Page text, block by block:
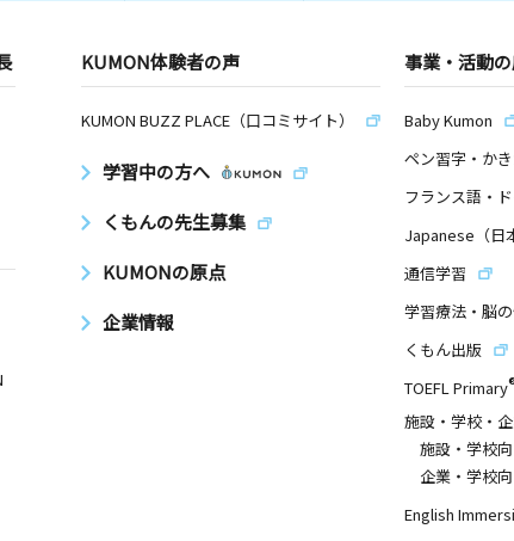
KUMON体験者の声
KUMON BUZZ PLACE（口コミサイト）
学習中の方へ
くもんの先生募集
KUMONの原点
企業情報
事業・活動
Baby Kumon
ペン習字・か
フランス語・
Japanese（日
通信学習
学習療法・脳
くもん出版
TOEFL Primary
施設・学校・
施設・学校
企業・学校
English